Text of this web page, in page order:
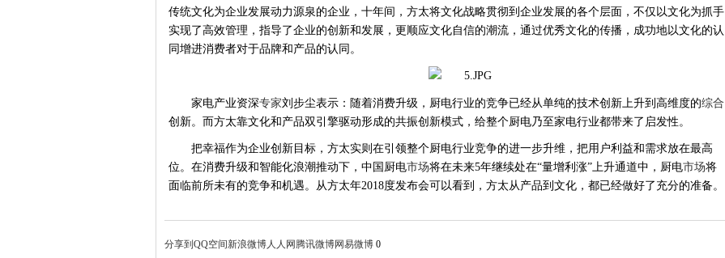
传统文化为企业发展动力源泉的企业，十年间，方太将文化战略贯彻到企业发展的各个层面，不仅以文化为抓手
实现了高效管理，指导了企业的创新和发展，更顺应文化自信的潮流，通过优秀文化的传播，成功地以文化的认
同增进消费者对于品牌和产品的认同。
家电产业资深专家刘步尘表示：随着消费升级，厨电行业的竞争已经从单纯的技术创新上升到高维度的综合
创新。而方太靠文化和产品双引擎驱动形成的共振创新模式，给整个厨电乃至家电行业都带来了启发性。
把幸福作为企业创新目标，方太实则在引领整个厨电行业竞争的进一步升维，把用户利益和需求放在最高
位。在消费升级和智能化浪潮推动下，中国厨电市场将在未来5年继续处在“量增利涨”上升通道中，厨电市场将
面临前所未有的竞争和机遇。从方太年2018度发布会可以看到，方太从产品到文化，都已经做好了充分的准备。
分享到 QQ空间新浪微博人人网 腾讯微博网易微博 0